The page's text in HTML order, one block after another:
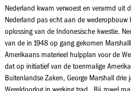
Nederland kwam verwoest en verarmd uit
Nederland pas echt aan de wederopbouw
oplossing van de Indonesische kwestie.
van de in 1948 op gang gekomen
Amerikaans materieel hulpplan voor de
dat op initiatief van de toenmalige
Buitenlandse Zaken, George Marshall drie